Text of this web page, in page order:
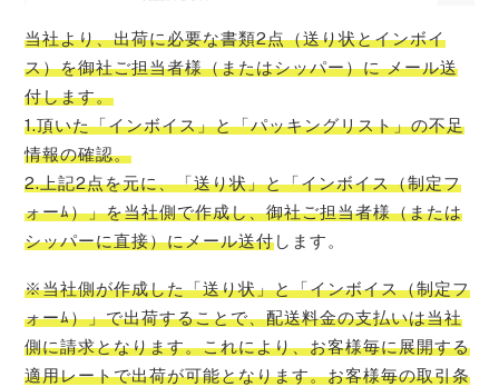
当社より、出荷に必要な書類2点（送り状とインボイ
ス）を御社ご担当者様（またはシッパー）に メール送
付します。
1.頂いた「インボイス」と「パッキングリスト」の不足
情報の確認。
2.上記2点を元に、「送り状」と「インボイス（制定フ
ォーﾑ）」を当社側で作成し、御社ご担当者様（または
シッパーに直接）にメール送付します。
※当社側が作成した「送り状」と「インボイス（制定フ
ォーﾑ）」で出荷することで、配送料金の支払いは当社
側に請求となります。これにより、お客様毎に展開する
適用レートで出荷が可能となります。お客様毎の取引条